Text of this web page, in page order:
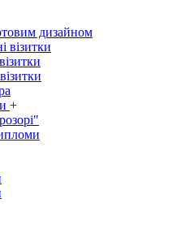
дизайном
візитки
+